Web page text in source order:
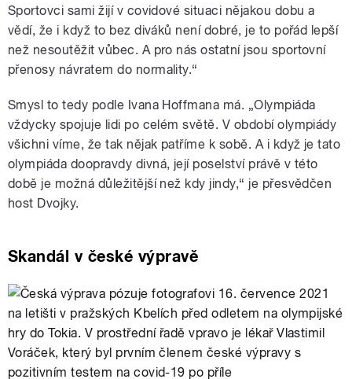
Sportovci sami žijí v covidové situaci nějakou dobu a
vědí, že i když to bez diváků není dobré, je to pořád lepší
než nesoutěžit vůbec. A pro nás ostatní jsou sportovní
přenosy návratem do normality.“
Smysl to tedy podle Ivana Hoffmana má. „Olympiáda
vždycky spojuje lidi po celém světě. V období olympiády
všichni víme, že tak nějak patříme k sobě. A i když je tato
olympiáda doopravdy divná, její poselství právě v této
době je možná důležitější než kdy jindy,“ je přesvědčen
host Dvojky.
Skandál v české výpravě